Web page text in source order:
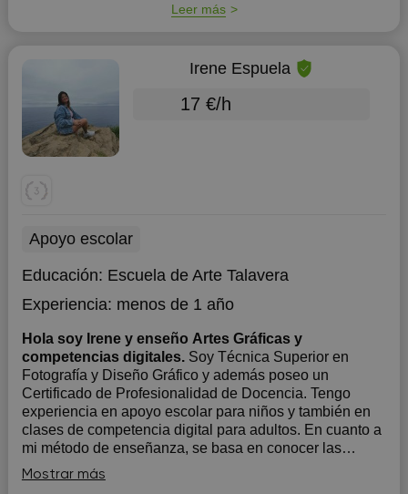
Leer más
Irene Espuela
17 €/h
Apoyo escolar
Educación: Escuela de Arte Talavera
Experiencia: menos de 1 año
Hola soy Irene y enseño Artes Gráficas y
competencias digitales. Soy Técnica Superior en
Fotografía y Diseño Gráfico y además poseo un
Certificado de Profesionalidad de Docencia. Tengo
experiencia en apoyo escolar para niños y también en
clases de competencia digital para adultos. En cuanto a
mi método de enseñanza, se basa en conocer las
necesidades del alumno y...
Mostrar más